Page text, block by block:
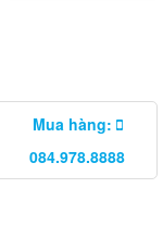
Mua hàng:
084.978.8888